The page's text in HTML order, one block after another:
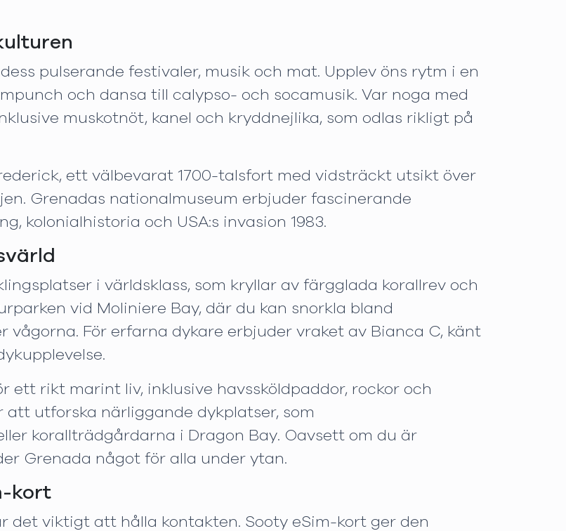
pulserande festivaler, musik och mat. Upplev öns rytm i en
och dansa till calypso- och socamusik. Var noga med
muskotnöt, kanel och kryddnejlika, som odlas rikligt på
ett välbevarat 1700-talsfort med vidsträckt utsikt över
Grenadas nationalmuseum erbjuder fascinerande
kolonialhistoria och USA:s invasion 1983.
i världsklass, som kryllar av färgglada korallrev och
vid Moliniere Bay, där du kan snorkla bland
För erfarna dykare erbjuder vraket av Bianca C, känt
ett rikt marint liv, inklusive havssköldpaddor, rockor och
utforska närliggande dykplatser, som
korallträdgårdarna i Dragon Bay. Oavsett om du är
Grenada något för alla under ytan.
kort
det viktigt att hålla kontakten. Sooty eSim-kort ger den